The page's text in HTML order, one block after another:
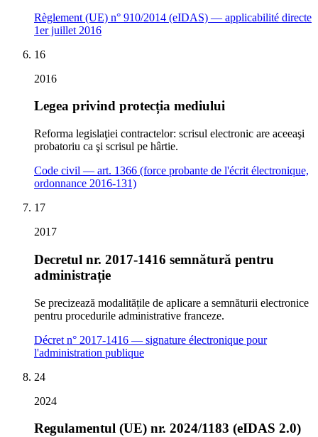
Règlement (UE) n° 910/2014 (eIDAS) — applicabilité directe
1er juillet 2016
16
2016
Legea privind protecția mediului
Reforma legislaţiei contractelor: scrisul electronic are aceeaşi
probatoriu ca şi scrisul pe hârtie.
Code civil — art. 1366 (force probante de l'écrit électronique,
ordonnance 2016-131)
17
2017
Decretul nr. 2017-1416 semnătură pentru
administrație
Se precizează modalitățile de aplicare a semnăturii electronice
pentru procedurile administrative franceze.
Décret n° 2017-1416 — signature électronique pour
l'administration publique
24
2024
Regulamentul (UE) nr. 2024/1183 (eIDAS 2.0)